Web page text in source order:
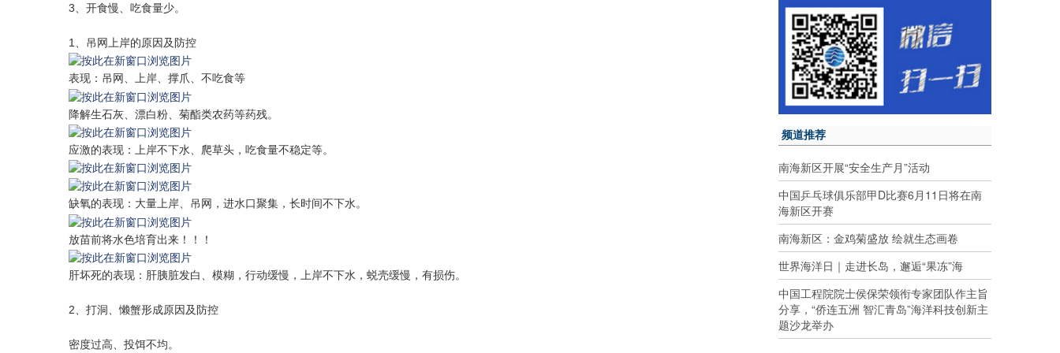
3、开食慢、吃食量少。
1、吊网上岸的原因及防控
表现：吊网、上岸、撑爪、不吃食等
降解生石灰、漂白粉、菊酯类农药等药残。
应激的表现：上岸不下水、爬草头，吃食量不稳定等。
缺氧的表现：大量上岸、吊网，进水口聚集，长时间不下水。
放苗前将水色培育出来！！！
肝坏死的表现：肝胰脏发白、模糊，行动缓慢，上岸不下水，蜕壳缓慢，有损伤。
2、打洞、懒蟹形成原因及防控
密度过高、投饵不均。
频道推荐
南海新区开展“安全生产月”活动
中国乒乓球俱乐部甲D比赛6月11日将在南
海新区开赛
南海新区：金鸡菊盛放 绘就生态画卷
世界海洋日｜走进长岛，邂逅“果冻”海
中国工程院院士侯保荣领衔专家团队作主旨
分享，“侨连五洲 智汇青岛”海洋科技创新主
题沙龙举办